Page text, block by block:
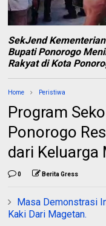
SekJend
Bupati Ponorogo
Rakyat di Kota
Home Peristiwa
Program
Ponorogo
dari Keluarga
0 Berita Gress
Masa Demonstrasi
Kaki Dari Magetan.